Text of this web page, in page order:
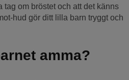
tag om bröstet och att det känns
hud gör ditt lilla barn tryggt och
amma?